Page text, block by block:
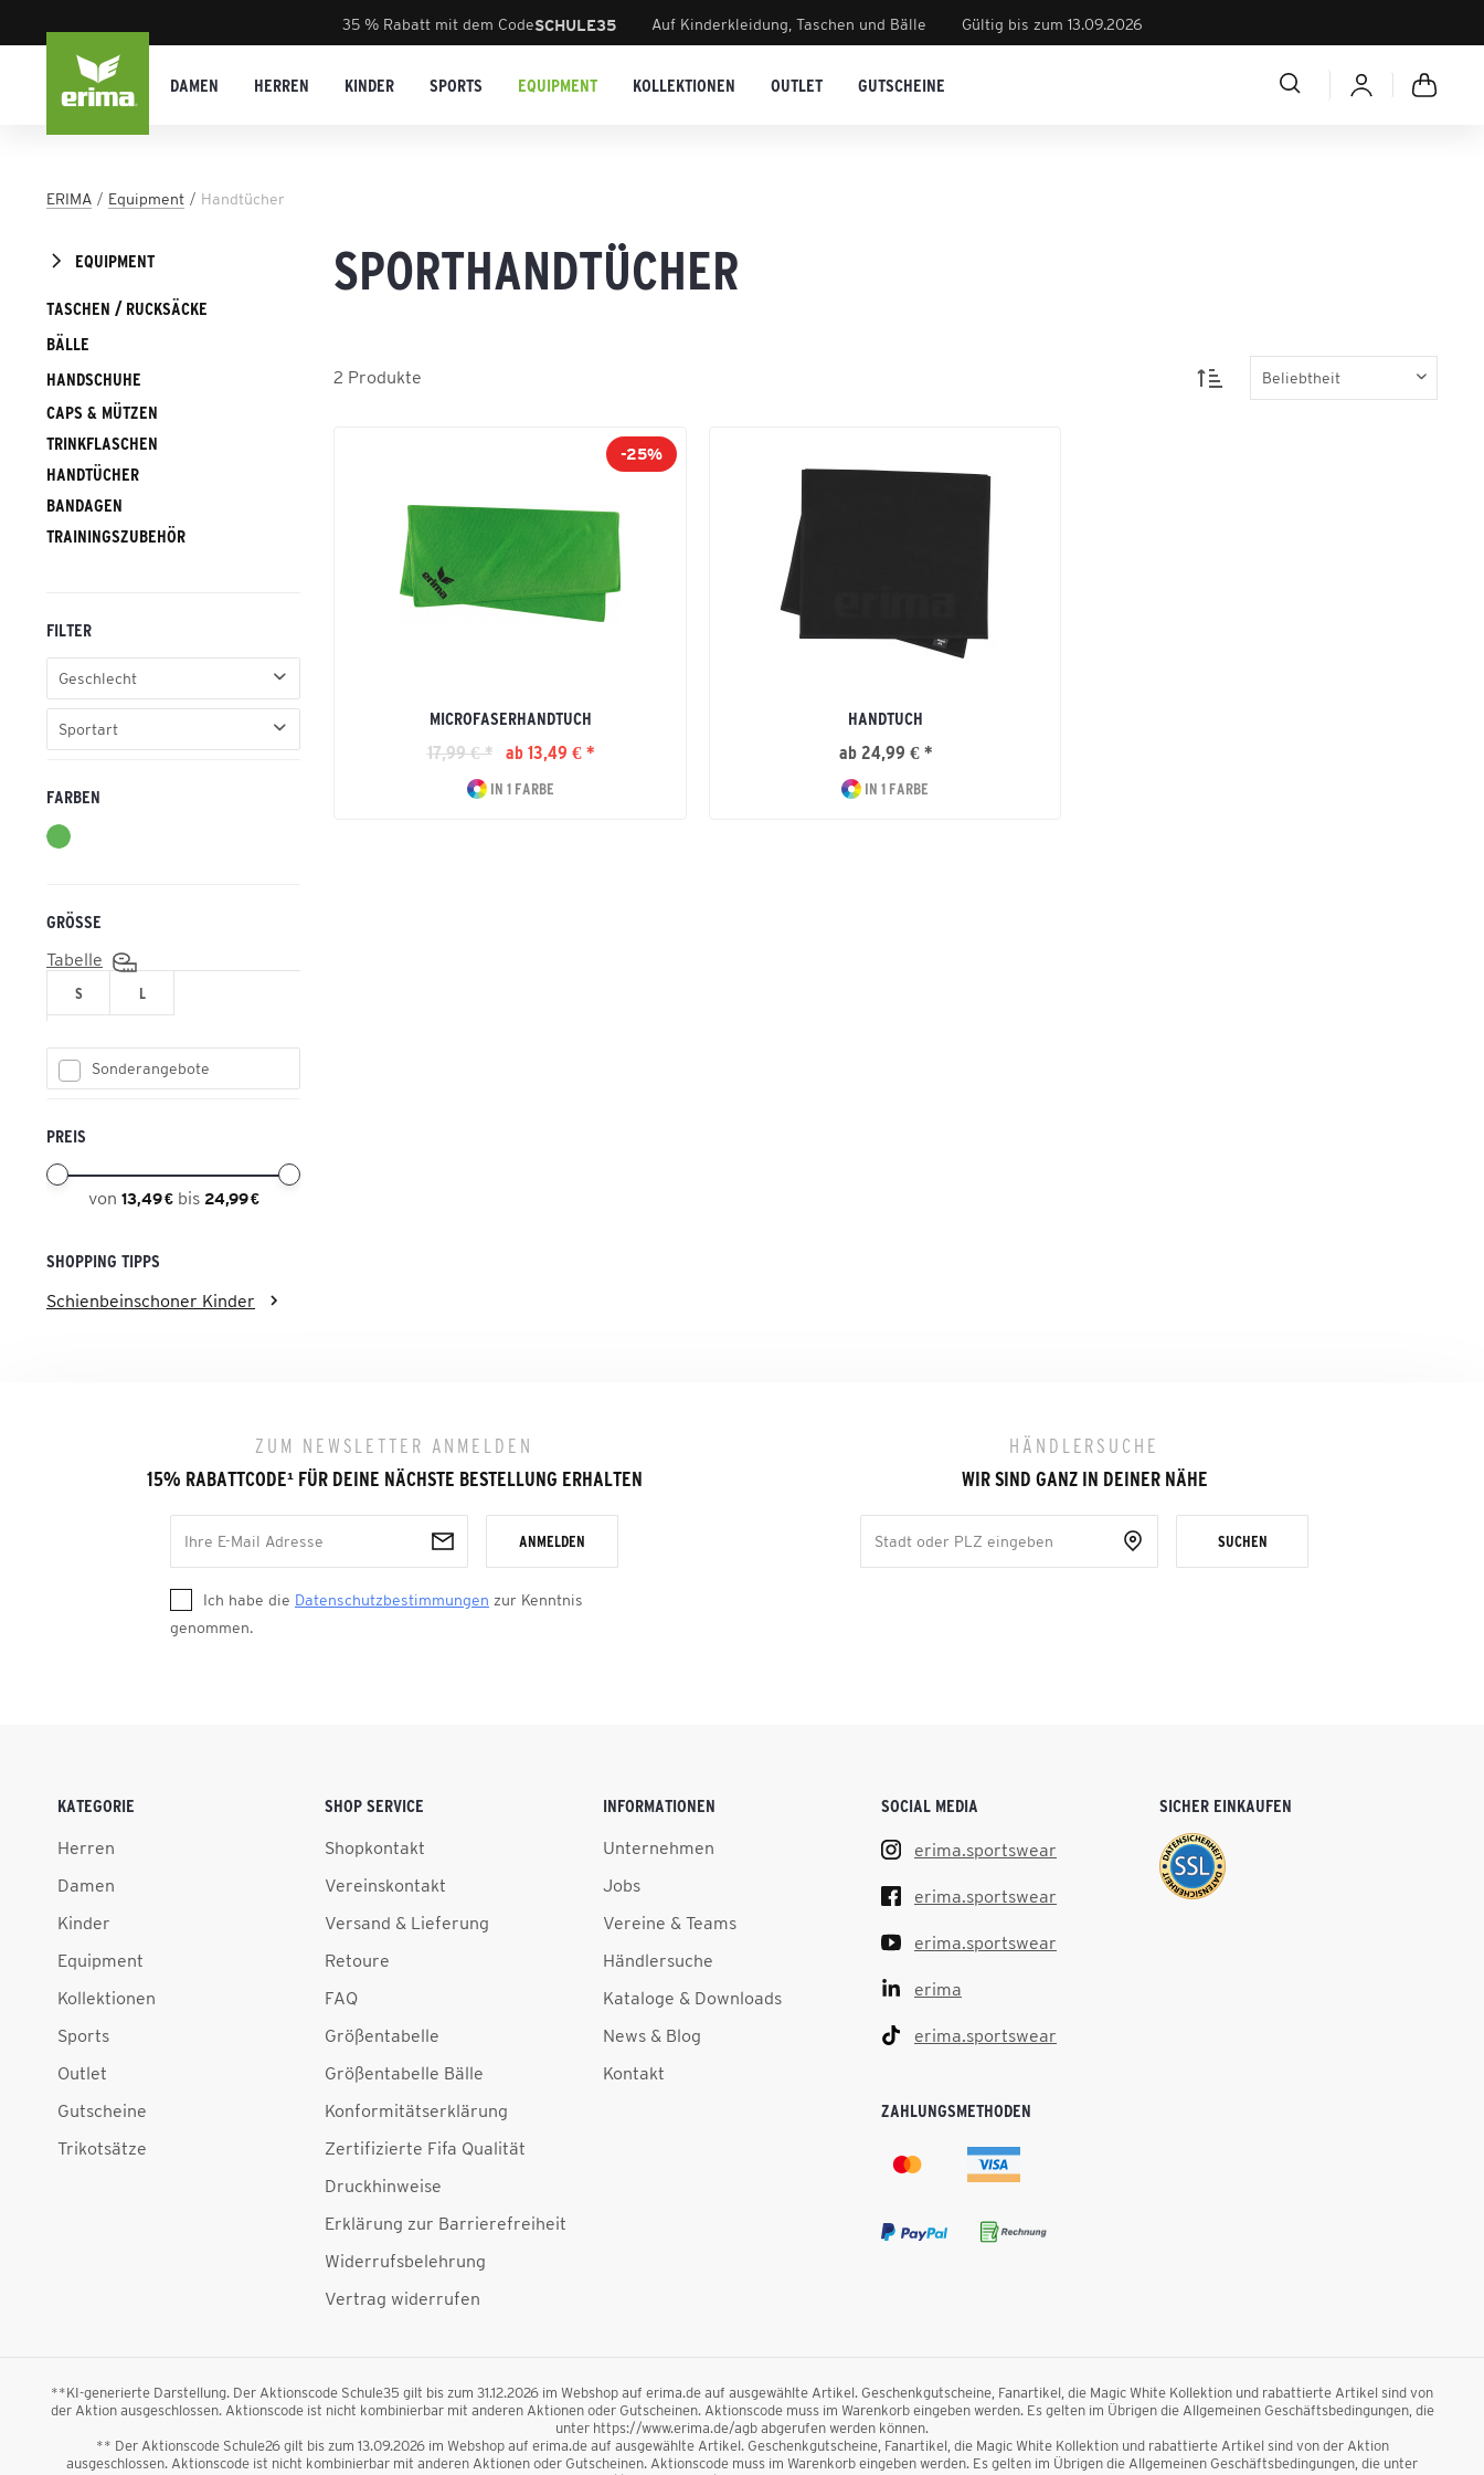
35 % Rabatt mit dem CodeSCHULE35 Auf Kinderkleidung, Taschen und Bälle Gültig bis zum 13.09.2026
DAMEN HERREN KINDER SPORTS EQUIPMENT KOLLEKTIONEN OUTLET GUTSCHEINE
ERIMA Equipment Handtücher
EQUIPMENT
TASCHEN / RUCKSÄCKE
BÄLLE
HANDSCHUHE
CAPS & MÜTZEN
TRINKFLASCHEN
HANDTÜCHER
BANDAGEN
TRAININGSZUBEHÖR
FILTER
Geschlecht
No Gender
Sportart
Fußball
FARBEN
GRÖSSE
Tabelle
S L
Sonderangebote
PREIS
von 13,49 € bis 24,99 €
SHOPPING TIPPS
Schienbeinschoner Kinder
SPORTHANDTÜCHER
2 Produkte
-25%
MICROFASERHANDTUCH
17,99 € *
ab 13,49 € *
IN 1 FARBE
HANDTUCH
ab 24,99 € *
IN 1 FARBE
ZUM NEWSLETTER ANMELDEN
15% RABATTCODE¹FÜR DEINE NÄCHSTE BESTELLUNG ERHALTEN
ANMELDEN
Ich habe die Datenschutzbestimmungen zur Kenntnis
genommen.
HÄNDLERSUCHE
WIR SIND GANZ IN DEINER NÄHE
SUCHEN
KATEGORIE
Herren
Damen
Kinder
Equipment
Kollektionen
Sports
Outlet
Gutscheine
Trikotsätze
SHOP SERVICE
Shopkontakt
Vereinskontakt
Versand & Lieferung
Retoure
FAQ
Größentabelle
Größentabelle Bälle
Konformitätserklärung
Zertifizierte Fifa Qualität
Druckhinweise
Erklärung zur Barrierefreiheit
Widerrufsbelehrung
Vertrag widerrufen
INFORMATIONEN
Unternehmen
Jobs
Vereine & Teams
Händlersuche
Kataloge & Downloads
News & Blog
Kontakt
SOCIAL MEDIA
erima.sportswear
erima.sportswear
erima.sportswear
erima
erima.sportswear
ZAHLUNGSMETHODEN
SICHER EINKAUFEN
**KI-generierte Darstellung. Der Aktionscode Schule35 gilt bis zum 31.12.2026 im Webshop auf erima.de auf ausgewählte Artikel. Geschenkgutscheine, Fanartikel, die Magic White Kollektion und rabattierte Artikel sind von
der Aktion ausgeschlossen. Aktionscode ist nicht kombinierbar mit anderen Aktionen oder Gutscheinen. Aktionscode muss im Warenkorb eingeben werden. Es gelten im Übrigen die Allgemeinen Geschäftsbedingungen, die
unter https://www.erima.de/agb abgerufen werden können.
** Der Aktionscode Schule26 gilt bis zum 13.09.2026 im Webshop auf erima.de auf ausgewählte Artikel. Geschenkgutscheine, Fanartikel, die Magic White Kollektion und rabattierte Artikel sind von der Aktion
ausgeschlossen. Aktionscode ist nicht kombinierbar mit anderen Aktionen oder Gutscheinen. Aktionscode muss im Warenkorb eingeben werden. Es gelten im Übrigen die Allgemeinen Geschäftsbedingungen, die unter